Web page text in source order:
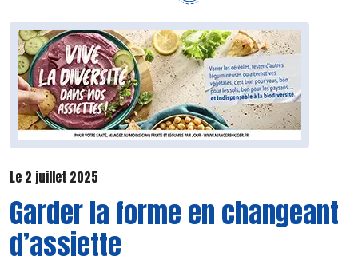
Le 2 juillet 2025
Garder la forme en changeant
d’assiette